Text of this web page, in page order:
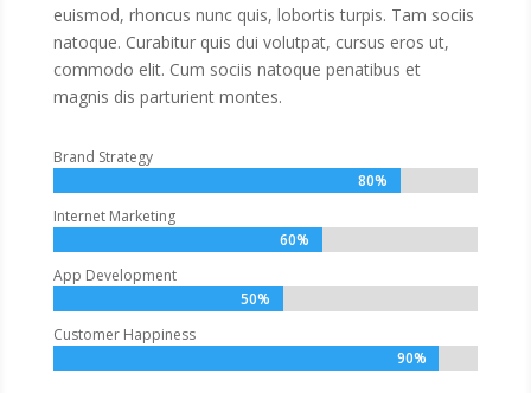
euismod, rhoncus nunc quis, lobortis turpis. Tam sociis
natoque. Curabitur quis dui volutpat, cursus eros ut,
commodo elit. Cum sociis natoque penatibus et
magnis dis parturient montes.
Brand Strategy
80%
Internet Marketing
60%
App Development
50%
Customer Happiness
90%